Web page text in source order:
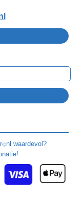
🙂nl waardevol?